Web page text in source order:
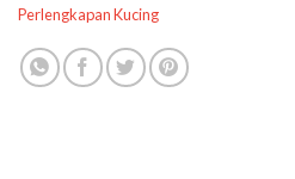
Perlengkapan Kucing